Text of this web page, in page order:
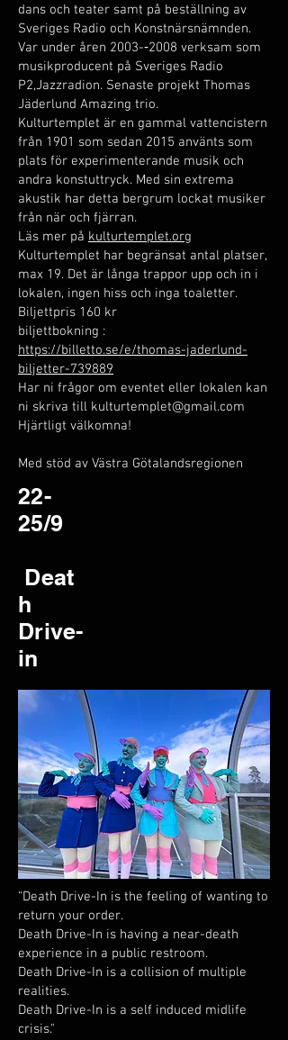
dans och teater samt på beställning av
Sveriges Radio och Konstnärsnämnden.
Var under åren 2003-­‐2008 verksam som
musikproducent på Sveriges Radio
P2,Jazzradion. Senaste projekt Thomas
Jäderlund Amazing trio.
Kulturtemplet är en gammal vattencistern
från 1901 som sedan 2015 använts som
plats för experimenterande musik och
andra konstuttryck. Med sin extrema
akustik har detta bergrum lockat musiker
från när och fjärran.
Läs mer på kulturtemplet.org
Kulturtemplet har begränsat antal platser,
max 19. Det är långa trappor upp och in i
lokalen, ingen hiss och inga toaletter.
Biljettpris 160 kr
biljettbokning :
https://billetto.se/e/thomas-jaderlund-
biljetter-739889
Har ni frågor om eventet eller lokalen kan
ni skriva till kulturtemplet@gmail.com
Hjärtligt välkomna!
Med stöd av Västra Götalandsregionen
22-
25/9
Deat
h
Drive-
in
“Death Drive-In is the feeling of wanting to
return your order.
Death Drive-In is having a near-death
experience in a public restroom.
Death Drive-In is a collision of multiple
realities.
Death Drive-In is a self induced midlife
crisis."